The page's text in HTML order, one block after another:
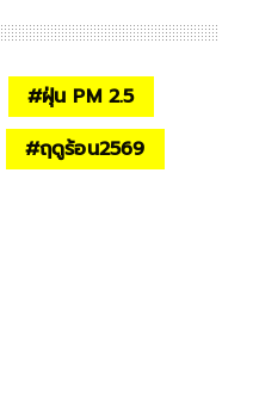
#ฝุ่น PM 2.5
#ฤดูร้อน2569